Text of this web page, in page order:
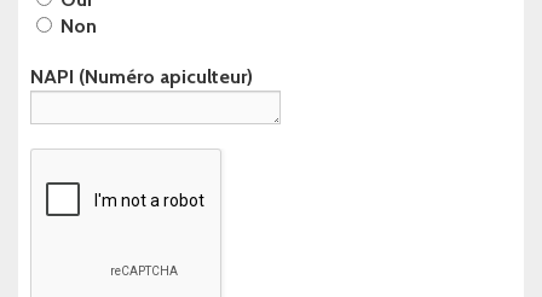
Non
NAPI (Numéro apiculteur)